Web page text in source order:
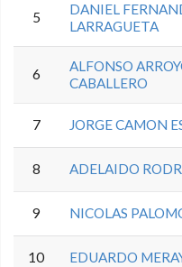
5
DANIEL
LARRAGUETA
6
ALFONSO
CABALLERO
7 JORGE CAMON
8 ADELAIDO
9 NICOLAS
10 EDUARDO